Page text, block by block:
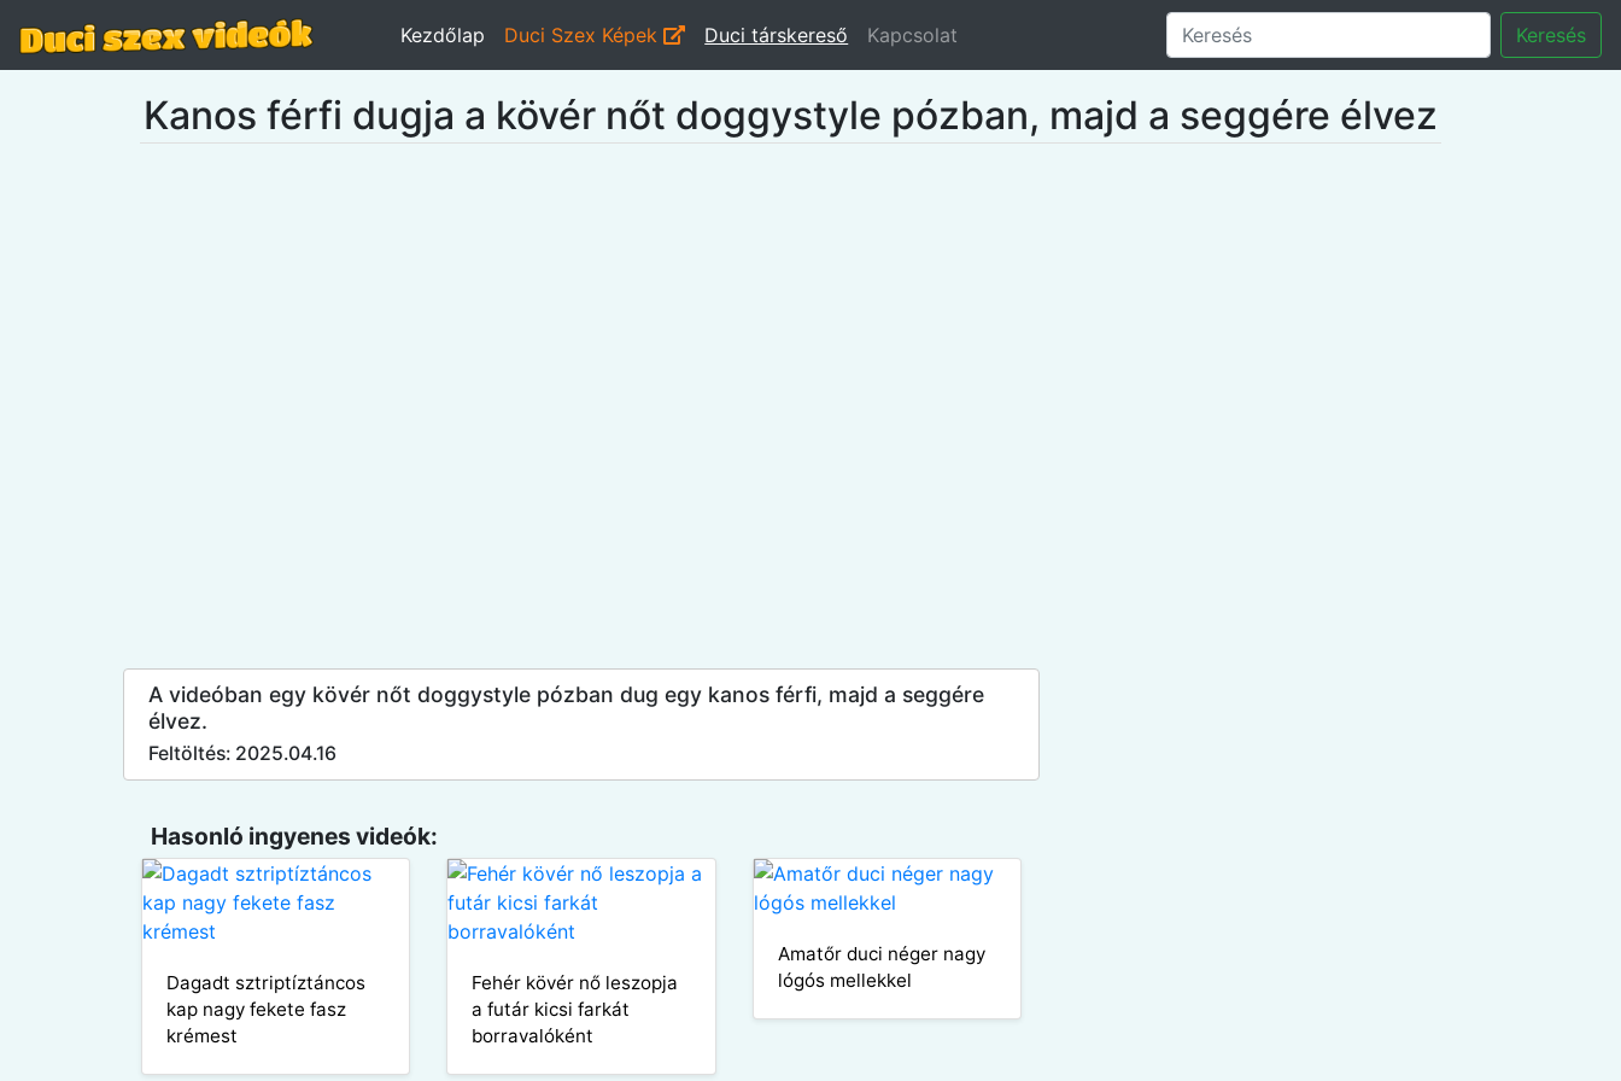
Kezdőlap Duci Szex Képek Duci társkereső Kapcsolat Keresés
Kanos férfi dugja a kövér nőt doggystyle pózban, majd a seggére élvez
A videóban egy kövér nőt doggystyle pózban dug egy kanos férfi, majd a seggére
élvez.
Feltöltés: 2025.04.16
Hasonló ingyenes videók:
Dagadt sztriptíztáncos
kap nagy fekete fasz
krémest
Fehér kövér nő leszopja
a futár kicsi farkát
borravalóként
Amatőr duci néger nagy
lógós mellekkel